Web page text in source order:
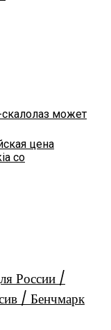
может
цена
со
России /
/ Бенчмарк